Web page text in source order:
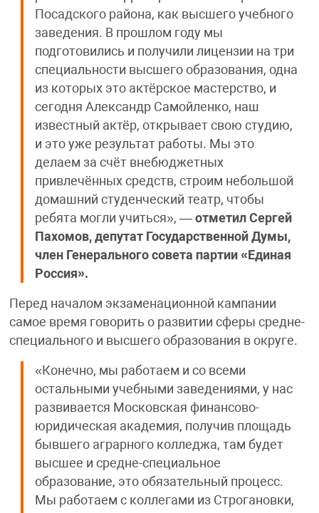
Посадского района, как высшего учебного
заведения. В прошлом году мы
подготовились и получили лицензии на три
специальности высшего образования, одна
из которых это актёрское мастерство, и
сегодня Александр Самойленко, наш
известный актёр, открывает свою студию,
и это уже результат работы. Мы это
делаем за счёт внебюджетных
привлечённых средств, строим небольшой
домашний студенческий театр, чтобы
ребята могли учиться», — отметил Сергей
Пахомов, депутат Государственной Думы,
член Генерального совета партии «Единая
Россия».
Перед началом экзаменационной кампании
самое время говорить о развитии сферы средне-
специального и высшего образования в округе.
«Конечно, мы работаем и со всеми
остальными учебными заведениями, у нас
развивается Московская финансово-
юридическая академия, получив площадь
бывшего аграрного колледжа, там будет
высшее и средне-специальное
образование, это обязательный процесс.
Мы работаем с коллегами из Строгановки,